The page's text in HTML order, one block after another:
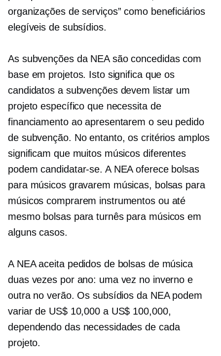
organizações de serviços” como beneficiários
elegíveis de subsídios.
As subvenções da NEA são concedidas com
base em projetos. Isto significa que os
candidatos a subvenções devem listar um
projeto específico que necessita de
financiamento ao apresentarem o seu pedido
de subvenção. No entanto, os critérios amplos
significam que muitos músicos diferentes
podem candidatar-se. A NEA oferece bolsas
para músicos gravarem músicas, bolsas para
músicos comprarem instrumentos ou até
mesmo bolsas para turnês para músicos em
alguns casos.
A NEA aceita pedidos de bolsas de música
duas vezes por ano: uma vez no inverno e
outra no verão. Os subsídios da NEA podem
variar de US$ 10,000 a US$ 100,000,
dependendo das necessidades de cada
projeto.